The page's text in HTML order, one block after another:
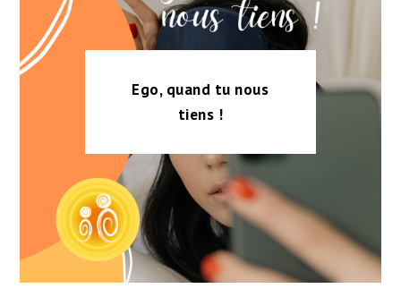
Ego, quand tu nous
tiens !